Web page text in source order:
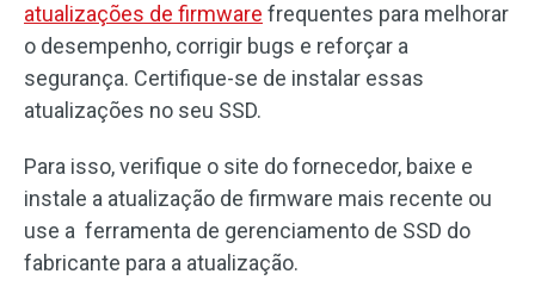
atualizações de firmware frequentes para melhorar
o desempenho, corrigir bugs e reforçar a
segurança. Certifique-se de instalar essas
atualizações no seu SSD.
Para isso, verifique o site do fornecedor, baixe e
instale a atualização de firmware mais recente ou
use a ferramenta de gerenciamento de SSD do
fabricante para a atualização.